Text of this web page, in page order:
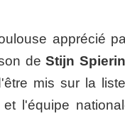
apprécié
deStijn
mis sur la
l'équipe